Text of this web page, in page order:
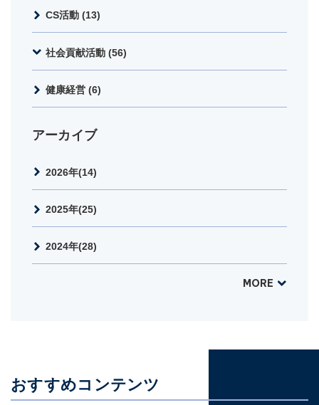
CS活動 (13)
社会貢献活動 (56)
健康経営 (6)
アーカイブ
2026年(14)
2025年(25)
2024年(28)
MORE
おすすめコンテンツ